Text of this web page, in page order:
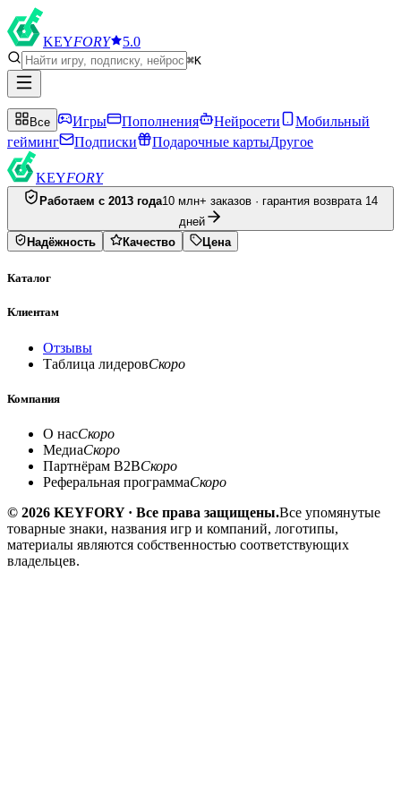
KEYFORY 5.0
⌘K
Все Игры Пополнения Нейросети
Мобильный
гейминг
Подписки Подарочные картыДругое
KEYFORY
Работаем с 2013 года10 млн+ заказов · гарантия возврата 14
дней
Надёжность
Качество Цена
Каталог
Клиентам
Отзывы
Таблица лидеровСкоро
Компания
О насСкоро
МедиаСкоро
Партнёрам B2BСкоро
Реферальная программаСкоро
© 2026 KEYFORY · Все права защищены.Все упомянутые
товарные знаки, названия игр и компаний, логотипы,
материалы являются собственностью соответствующих
владельцев.